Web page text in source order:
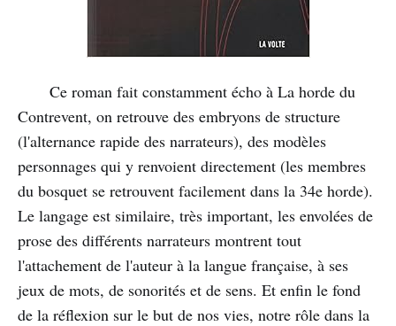
Ce roman fait constamment écho à La horde du
Contrevent, on retrouve des embryons de structure
(l'alternance rapide des narrateurs), des modèles
personnages qui y renvoient directement (les membres
du bosquet se retrouvent facilement dans la 34e horde).
Le langage est similaire, très important, les envolées de
prose des différents narrateurs montrent tout
l'attachement de l'auteur à la langue française, à ses
jeux de mots, de sonorités et de sens. Et enfin le fond
de la réflexion sur le but de nos vies, notre rôle dans la